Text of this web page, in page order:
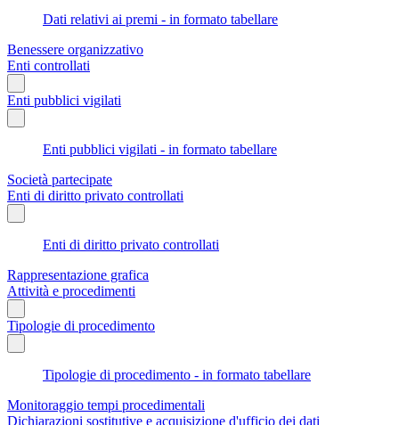
Dati relativi ai premi - in formato tabellare
Benessere organizzativo
Enti controllati
Enti pubblici vigilati
Enti pubblici vigilati - in formato tabellare
Società partecipate
Enti di diritto privato controllati
Enti di diritto privato controllati
Rappresentazione grafica
Attività e procedimenti
Tipologie di procedimento
Tipologie di procedimento - in formato tabellare
Monitoraggio tempi procedimentali
Dichiarazioni sostitutive e acquisizione d'ufficio dei dati